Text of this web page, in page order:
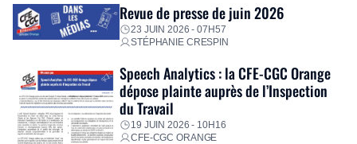
Revue de presse de juin 2026
23 JUIN 2026 - 07H57
STÉPHANIE CRESPIN
Speech Analytics : la CFE-CGC Orange
dépose plainte auprès de l’Inspection
du Travail
19 JUIN 2026 - 10H16
CFE-CGC ORANGE